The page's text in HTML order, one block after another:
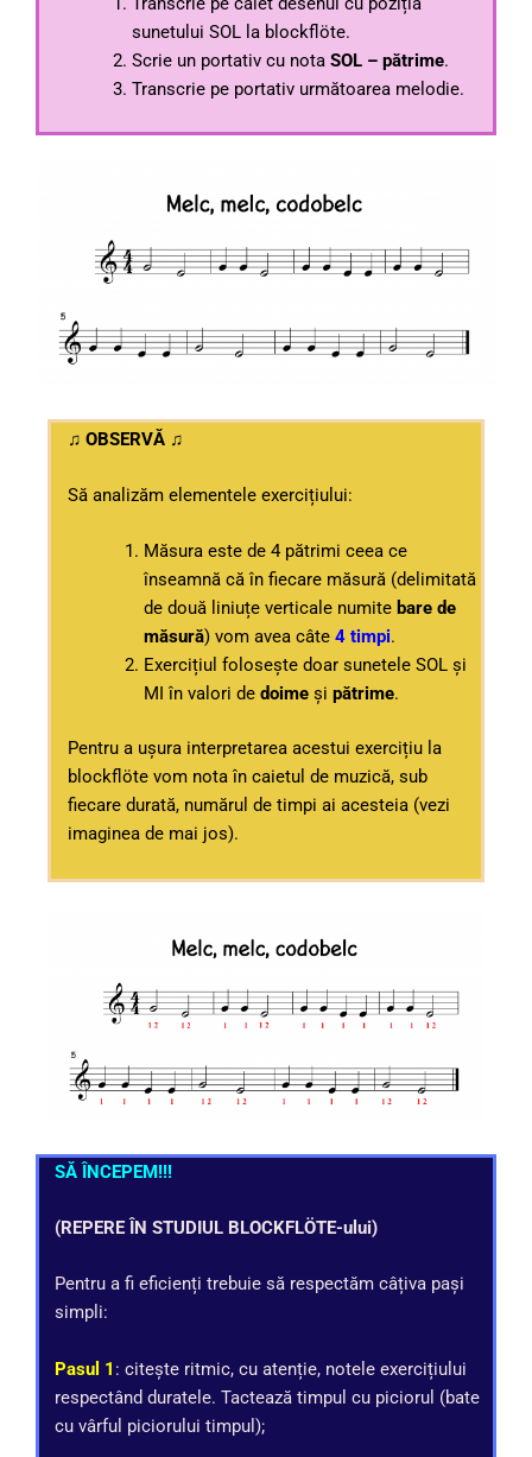
sunetului SOL la blockflöte.
Scrie un portativ cu nota SOL – pătrime.
Transcrie pe portativ următoarea melodie.
♫ OBSERVĂ ♫
Să analizăm elementele exercițiului:
Măsura este de 4 pătrimi ceea ce
înseamnă că în fiecare măsură (delimitată
de două liniuțe verticale numite bare de
măsură) vom avea câte 4 timpi.
Exercițiul folosește doar sunetele SOL și
MI în valori de doime și pătrime.
Pentru a ușura interpretarea acestui exercițiu la
blockflöte vom nota în caietul de muzică, sub
fiecare durată, numărul de timpi ai acesteia (vezi
imaginea de mai jos).
SĂ ÎNCEPEM!!!
(REPERE ÎN STUDIUL BLOCKFLÖTE-ului)
Pentru a fi eficienți trebuie să respectăm câțiva pași
simpli:
Pasul 1 : citește ritmic, cu atenție, notele exercițiului
respectând duratele. Tactează timpul cu piciorul (bate
cu vârful piciorului timpul);